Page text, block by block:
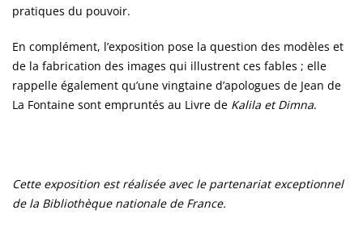
pratiques du pouvoir.
En complément, l’exposition pose la question des modèles et
de la fabrication des images qui illustrent ces fables ; elle
rappelle également qu’une vingtaine d’apologues de Jean de
La Fontaine sont empruntés au Livre de Kalila et Dimna.
Cette exposition est réalisée avec le partenariat exceptionnel
de la Bibliothèque nationale de France.